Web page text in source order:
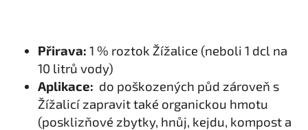
Přirava: 1 % roztok Žížalice (neboli 1 dcl na
10 litrů vody)
Aplikace: do poškozených půd zároveň s
Žížalicí zapravit také organickou hmotu
(posklizňové zbytky, hnůj, kejdu, kompost a